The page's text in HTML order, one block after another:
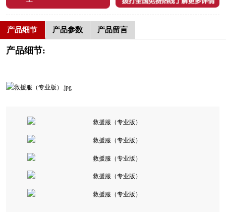
产品细节 产品参数 产品留言
产品细节: